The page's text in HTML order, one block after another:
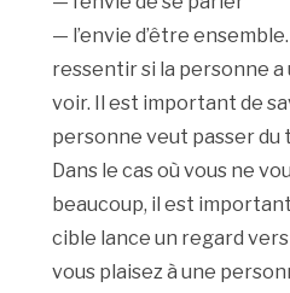
— l’envie d’être
ressentir si la personne a
voir. Il est important de
personne veut passer du
Dans le cas où vous ne
beaucoup, il est
cible lance un regard vers
vous plaisez à une